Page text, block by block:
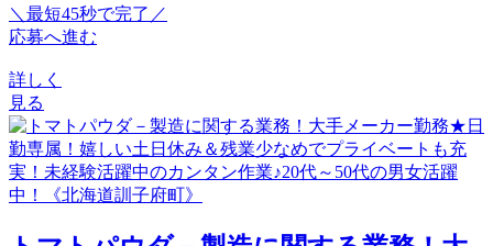
＼最短45秒で完了／
応募へ進む
詳しく
見る